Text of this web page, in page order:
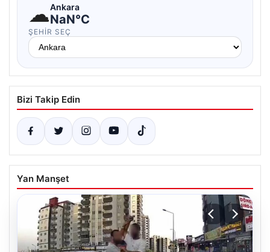
☁Ankara
NaN°C
ŞEHIR SEÇ
Bizi Takip Edin
Yan Manşet